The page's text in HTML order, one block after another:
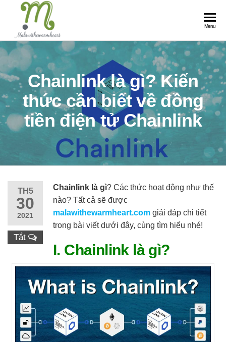
content
Menu
Chainlink là gì? Kiến
thức cần biết về đồng
tiền điện tử Chainlink
TH5
30
2021
Tắt
Chainlink là gì? Các thức hoạt động như thế
nào? Tất cả sẽ được
malawithewarmheart.com giải đáp chi tiết
trong bài viết dưới đây, cùng tìm hiểu nhé!
I. Chainlink là gì?